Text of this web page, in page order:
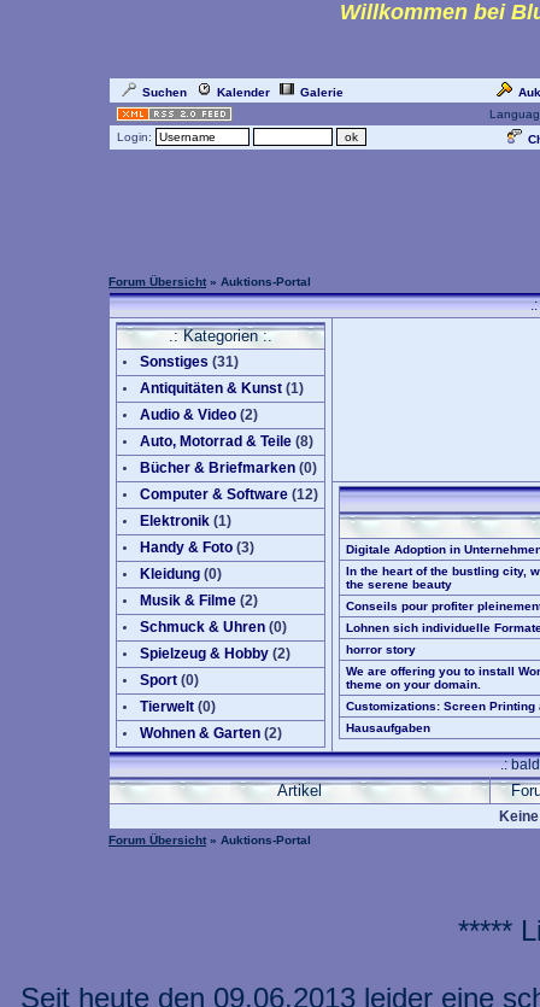
Willkommen bei
Suchen Kalender Galerie
Login:
Forum Übersicht » Auktions-Portal
.: Kategorien :.
Sonstiges (31)
Antiquitäten & Kunst (1)
Audio & Video (2)
Auto, Motorrad & Teile (8)
Bücher & Briefmarken (0)
Computer & Software (12)
Elektronik (1)
Handy & Foto (3)
Kleidung (0)
Musik & Filme (2)
Schmuck & Uhren (0)
Spielzeug & Hobby (2)
Sport (0)
Tierwelt (0)
Wohnen & Garten (2)
Digitale Adoption in
In the heart of the bustling city,
the serene beauty
Conseils pour profiter
Lohnen sich individuelle
horror story
We are offering you to install
theme on your domain.
Customizations: Screen Printing
Hausaufgaben
.:
Artikel
Forum Übersicht » Auktions-Portal
*****
Seit heute den 09.06.2013 leider eine